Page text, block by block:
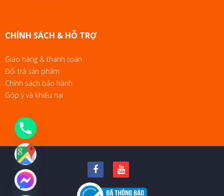
CHÍNH SÁCH & HỖ TRỢ
Giao hàng & thanh toán
Đổi trả sản phẩm
Chính sách bảo hành
Góp ý và khiếu nại
Hide
chaty